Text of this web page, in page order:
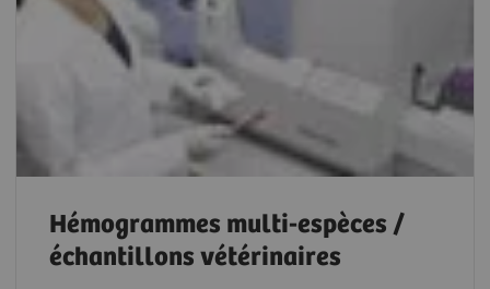
Hémogrammes multi-espèces /
échantillons vétérinaires